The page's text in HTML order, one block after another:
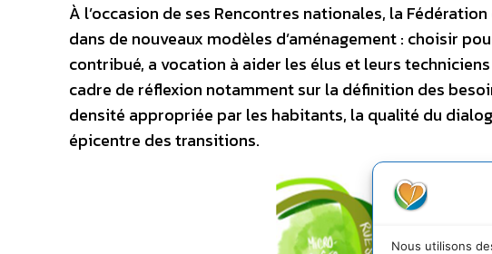
Nous utilisons
À l’occasion de ses Rencontres nationales, la
dans de nouveaux modèles d’aménagement : choisir
contribué, a vocation à aider les élus et leurs
cadre de réflexion notamment sur la définition des
densité appropriée par les habitants, la qualité du
épicentre des transitions.